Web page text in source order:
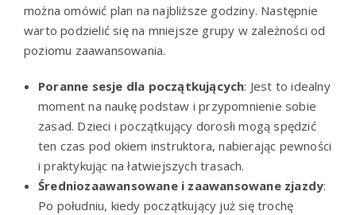
można omówić plan na najbliższe godziny. Następnie
warto podzielić się na mniejsze grupy w zależności od
poziomu zaawansowania.
Poranne sesje dla początkujących: Jest to idealny
moment na naukę podstaw i przypomnienie sobie
zasad. Dzieci i początkujący dorosłi mogą spędzić
ten czas pod okiem instruktora, nabierając pewności
i praktykując na łatwiejszych trasach.
Średniozaawansowane i zaawansowane zjazdy:
Po południu, kiedy początkujący już się trochę